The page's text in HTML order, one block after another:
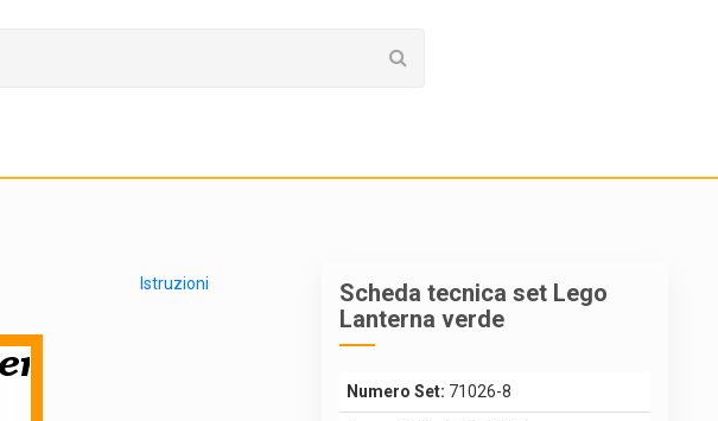
Istruzioni
Scheda tecnica set Lego
Lanterna verde
Numero Set: 71026-8